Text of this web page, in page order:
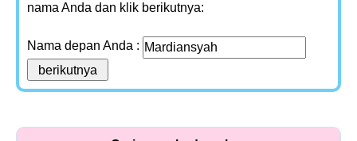
nama Anda dan klik berikutnya:
Nama depan Anda :